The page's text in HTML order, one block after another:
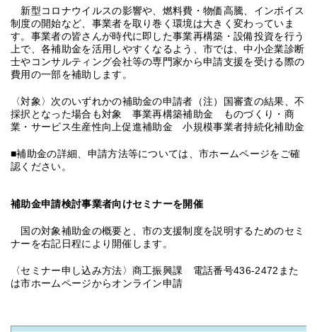
新型コロナウイルスの影響や、燃料費・物価高騰、インボイス
制度の開始など、事業者を取り巻く環境は大きく変わっていま
す。事業者の皆さんが時代に即した事業再構築・設備投資を行う
上で、各補助金を活用しやすくなるよう、市では、中小企業診断
士やコンサルティング会社等の専門家から申請支援を受ける際の
費用の一部を補助します。
〈対象〉次のいずれかの補助金の申請者（注）国審査の結果、不
採択となった場合も対象 事業再構築補助金 ものづくり・商
業・サービス生産性向上促進補助金 小規模事業者持続化補助金
■補助金の詳細、申請方法等については、市ホームページをご確
認ください。
補助金申請検討事業者向けセミナーを開催
国の対象補助金の概要と、市の支援制度を説明するためのセミ
ナーを右記日程により開催します。
〈セミナー申し込み方法〉商工振興課 電話番号436-2472また
は市ホームページからオンライン申請